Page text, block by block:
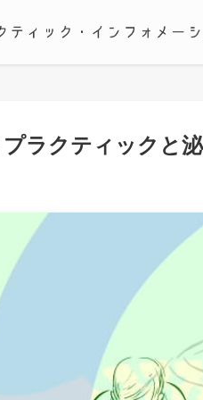
ラクティックと